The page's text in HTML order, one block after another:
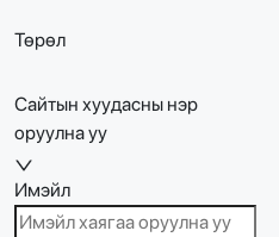
Төрөл
Сайтын хуудасны нэр
оруулна уу
Имэйл